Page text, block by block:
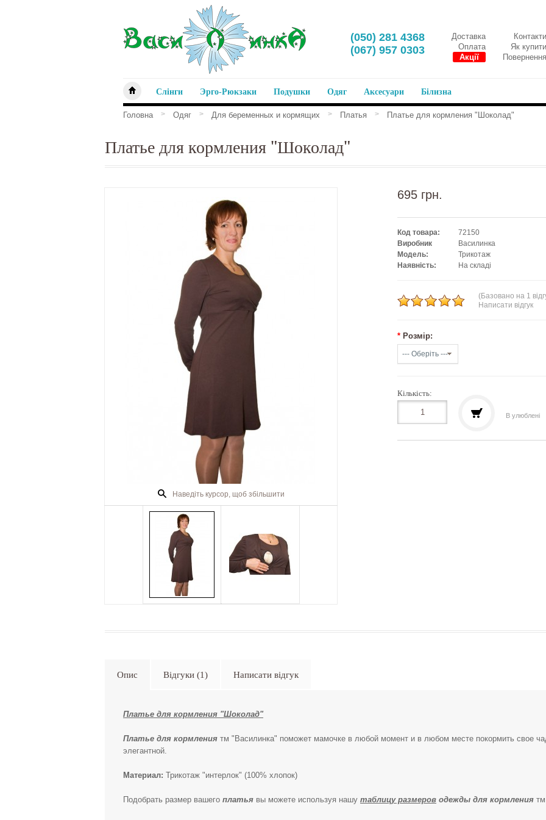
Контакти
Доставка
Як купити
Оплата
Повернення
Акції
‎(050) 281 4368
‎(067) 957 0303
Слінги Эрго-Рюкзаки Подушки Одяг Аксесуари Білизна
Головна > Одяг > Для беременных и кормящих > Платья > Платье для кормления "Шоколад"
Платье для кормления "Шоколад"
Наведіть курсор, щоб збільшити
695 грн.
Код товара:
72150
Виробник
Василинка
Модель:
Трикотаж
Наявність:
На складі
(Базовано на 1
Написати відгук
* Розмір:
Кількість:
В улюблені
Опис Відгуки (1) Написати відгук
Платье для кормления "Шоколад"
Платье для кормления тм "Василинка" поможет мамочке в любой момент и в любом месте покормить свое
элегантной.
Материал: Трикотаж "интерлок" (100% хлопок)
Подобрать размер вашего платья вы можете используя нашу таблицу размеров одежды для кормления